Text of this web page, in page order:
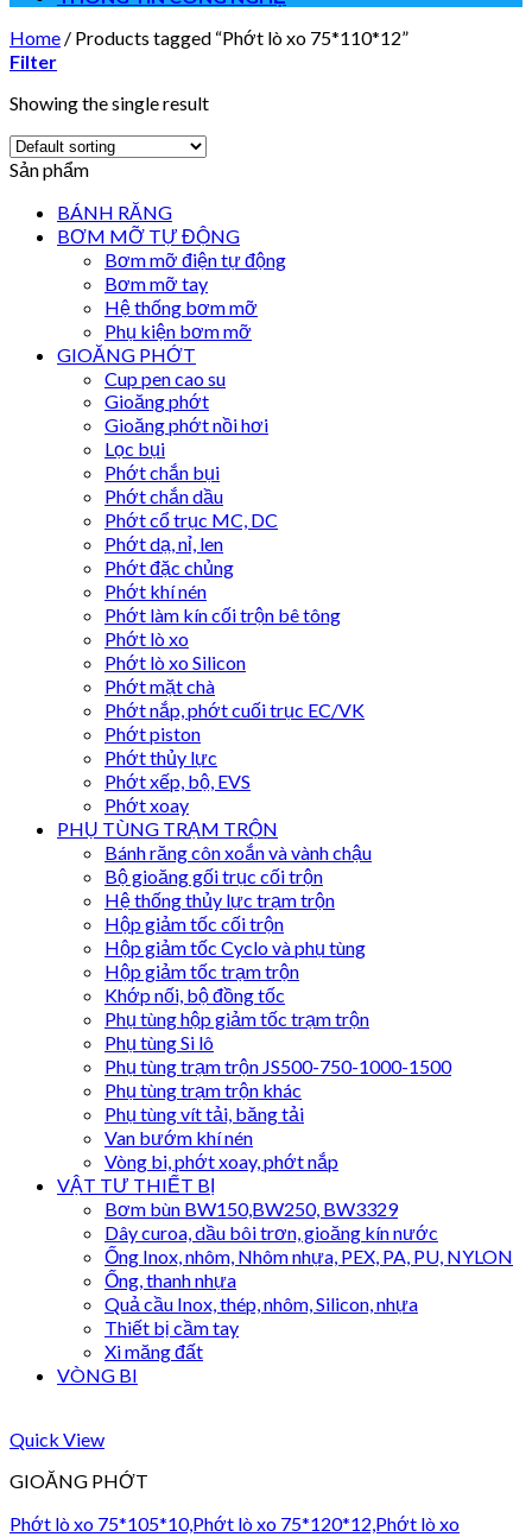
Home / Products tagged “Phớt lò xo 75*110*12”
Filter
Showing the single result
Sản phẩm
BÁNH RĂNG
BƠM MỠ TỰ ĐỘNG
Bơm mỡ điện tự động
Bơm mỡ tay
Hệ thống bơm mỡ
Phụ kiện bơm mỡ
GIOĂNG PHỚT
Cup pen cao su
Gioăng phớt
Gioăng phớt nồi hơi
Lọc bụi
Phớt chắn bụi
Phớt chắn dầu
Phớt cổ trục MC, DC
Phớt dạ, nỉ, len
Phớt đặc chủng
Phớt khí nén
Phớt làm kín cối trộn bê tông
Phớt lò xo
Phớt lò xo Silicon
Phớt mặt chà
Phớt nắp, phớt cuối trục EC/VK
Phớt piston
Phớt thủy lực
Phớt xếp, bộ, EVS
Phớt xoay
PHỤ TÙNG TRẠM TRỘN
Bánh răng côn xoắn và vành chậu
Bộ gioăng gối trục cối trộn
Hệ thống thủy lực trạm trộn
Hộp giảm tốc cối trộn
Hộp giảm tốc Cyclo và phụ tùng
Hộp giảm tốc trạm trộn
Khớp nối, bộ đồng tốc
Phụ tùng hộp giảm tốc trạm trộn
Phụ tùng Si lô
Phụ tùng trạm trộn JS500-750-1000-1500
Phụ tùng trạm trộn khác
Phụ tùng vít tải, băng tải
Van bướm khí nén
Vòng bi, phớt xoay, phớt nắp
VẬT TƯ THIẾT BỊ
Bơm bùn BW150,BW250, BW3329
Dây curoa, dầu bôi trơn, gioăng kín nước
Ống Inox, nhôm, Nhôm nhựa, PEX, PA, PU, NYLON
Ống, thanh nhựa
Quả cầu Inox, thép, nhôm, Silicon, nhựa
Thiết bị cầm tay
Xi măng đất
VÒNG BI
Quick View
GIOĂNG PHỚT
Phớt lò xo 75*105*10,Phớt lò xo 75*120*12,Phớt lò xo